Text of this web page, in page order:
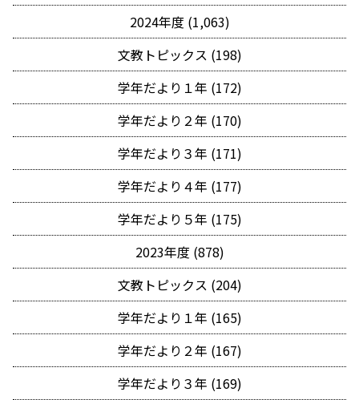
2024年度 (1,063)
文教トピックス (198)
学年だより１年 (172)
学年だより２年 (170)
学年だより３年 (171)
学年だより４年 (177)
学年だより５年 (175)
2023年度 (878)
文教トピックス (204)
学年だより１年 (165)
学年だより２年 (167)
学年だより３年 (169)